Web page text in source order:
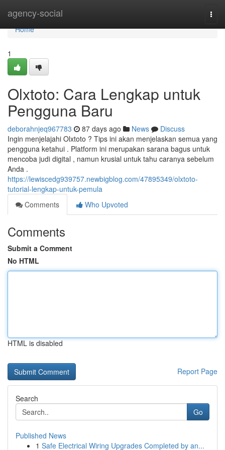
agency-social
Home
Home
1
Olxtoto: Cara Lengkap untuk
Pengguna Baru
deborahnjeq967783 87 days ago News
Discuss
Ingin menjelajahi Olxtoto ? Tips ini akan menjelaskan semua yang
pengguna ketahui . Platform ini merupakan sarana bagus untuk
mencoba judi digital , namun krusial untuk tahu caranya sebelum
Anda .
https://lewiscedg939757.newbigblog.com/47895349/olxtoto-
tutorial-lengkap-untuk-pemula
Comments
Who Upvoted
Comments
Submit a Comment
No HTML
HTML is disabled
Report Page
Search
Go
Published News
1 Safe Electrical Wiring Upgrades Completed by an...